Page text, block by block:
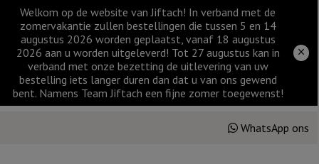
Welkom op de website van Jiftach! In verband met de
zomervakantie zullen bestellingen die tussen 5 en 14
augustus 2026 worden geplaatst, vanaf 18 augustus
2026 aan u worden uitgeleverd! Tot 27 augustus kan in
verband met onze bezetting de uitlevering van uw
bestelling iets langer duren dan dat u van ons gewend
bent. Namens Team Jiftach een fijne zomer toegewenst!
WhatsApp ons